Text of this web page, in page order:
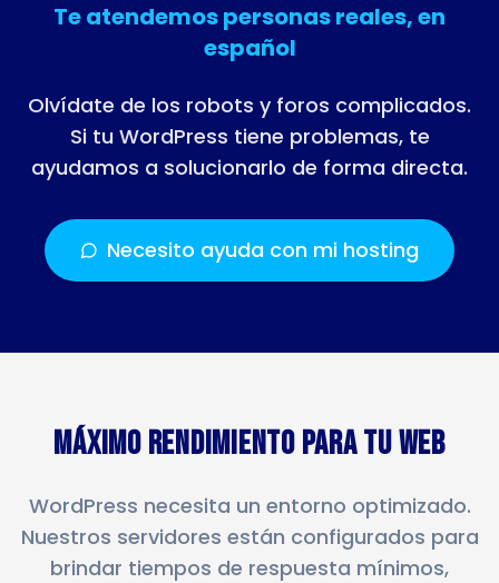
Te atendemos personas reales, en
español
Olvídate de los robots y foros complicados.
Si tu WordPress tiene problemas, te
ayudamos a solucionarlo de forma directa.
Necesito ayuda con mi hosting
Máximo Rendimiento para tu Web
WordPress necesita un entorno optimizado.
Nuestros servidores están configurados para
brindar tiempos de respuesta mínimos,